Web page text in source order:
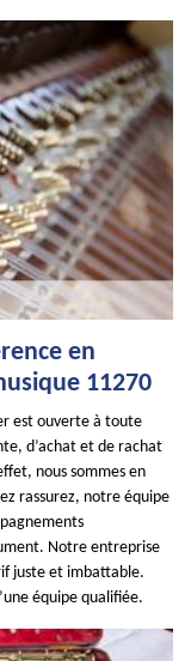
en
11270
est ouverte à toute
d’achat et de rachat
nous sommes en
rassurez, notre équipe
Notre entreprise
juste et imbattable.
équipe qualifiée.